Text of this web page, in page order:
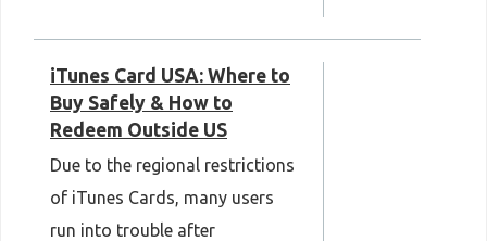
算，選擇大額方案一次儲值，平
均單顆紅豆的成本直接下降。不
用一次性超高額囤值，依照自身
日常消耗狀況儲值就好，避免額
度閒置浪費。
4. 把握官方活動，把握限時加值福利
賽季精華、入手各款限時聯動造
型，整體開支更划算。
平台提供7×24小時中文線上客
服，若是遇到儲值延遲、金額核
對等問題，直接提供訂單編號就
能快速查詢處理，售後機制完善
有保障。
之前为了找到划算稳定的充值途
径，对比过不少海外充值平台：
大多需要蹲限时满减、限定大额
充值才有优惠，小额充值基本没
有价格优势，还要长期留意活动
通知，耗费大量时间比价蹲福
雙倍加成，白白浪費充值預算。
2. 市面代充隱藏各類附加費，活動期
間臨時漲價
普遍存在虛標低價套路，結賬時
加收匯兌手續費、跨境服務費，
都有人民币消费上限，经常想
多充一点打赏主播，直接被限
制无法付款。
iOS内购手续费太高
苹果手机在App内充值会额外
币，买到的抖币比其他渠道少
很多，长期充值非常不划算。
付款，境外 IP 打開充值頁會直
接受限。
iTunes Card USA: Where to
Buy Safely & How to
Redeem Outside US
Due to the regional restrictions
of iTunes Cards, many users
run into trouble after